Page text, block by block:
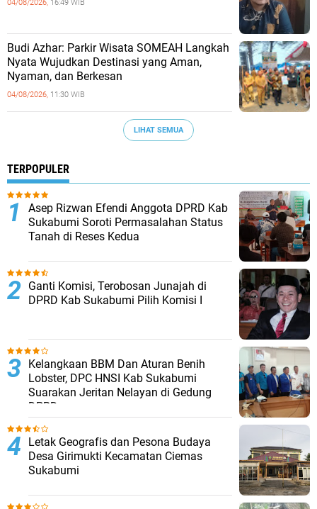
04/08/2026, 16:49 WIB
Budi Azhar: Parkir Wisata SOMEAH Langkah
Nyata Wujudkan Destinasi yang Aman,
Nyaman, dan Berkesan
04/08/2026, 11:30 WIB
LIHAT SEMUA
TERPOPULER
Asep Rizwan Efendi Anggota DPRD Kab
Sukabumi Soroti Permasalahan Status
Tanah di Reses Kedua
Ganti Komisi, Terobosan Junajah di
DPRD Kab Sukabumi Pilih Komisi I
Kelangkaan BBM Dan Aturan Benih
Lobster, DPC HNSI Kab Sukabumi
Suarakan Jeritan Nelayan di Gedung
DPRD
Letak Geografis dan Pesona Budaya
Desa Girimukti Kecamatan Ciemas
Sukabumi